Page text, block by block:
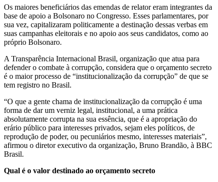
Os maiores beneficiários das emendas de relator eram integrantes da
base de apoio a Bolsonaro no Congresso. Esses parlamentares, por
sua vez, capitalizaram politicamente a destinação dessas verbas em
suas campanhas eleitorais e no apoio aos seus candidatos, como ao
próprio Bolsonaro.
A Transparência Internacional Brasil, organização que atua para
defender o combate à corrupção, considera que o orçamento secreto
é o maior processo de “institucionalização da corrupção” de que se
tem registro no Brasil.
“O que a gente chama de institucionalização da corrupção é uma
forma de dar um verniz legal, institucional, a uma prática
absolutamente corrupta na sua essência, que é a apropriação do
erário público para interesses privados, sejam eles políticos, de
reprodução de poder, ou pecuniários mesmo, interesses materiais”,
afirmou o diretor executivo da organização, Bruno Brandão, à BBC
Brasil.
Qual é o valor destinado ao orçamento secreto